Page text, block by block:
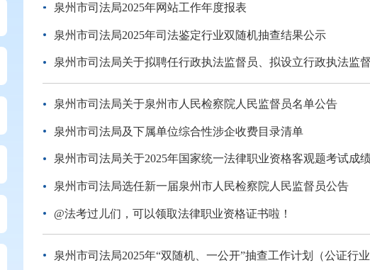
泉州市司法局2025年网站工作年度报表
泉州市司法局2025年司法鉴定行业双随机抽查结果公示
泉州市司法局关于拟聘任行政执法监督员、拟设立行政执法监
泉州市司法局关于泉州市人民检察院人民监督员名单公告
泉州市司法局及下属单位综合性涉企收费目录清单
泉州市司法局关于2025年国家统一法律职业资格客观题考试
泉州市司法局选任新一届泉州市人民检察院人民监督员公告
@法考过儿们，可以领取法律职业资格证书啦！
泉州市司法局2025年“双随机、一公开”抽查工作计划（公证行业